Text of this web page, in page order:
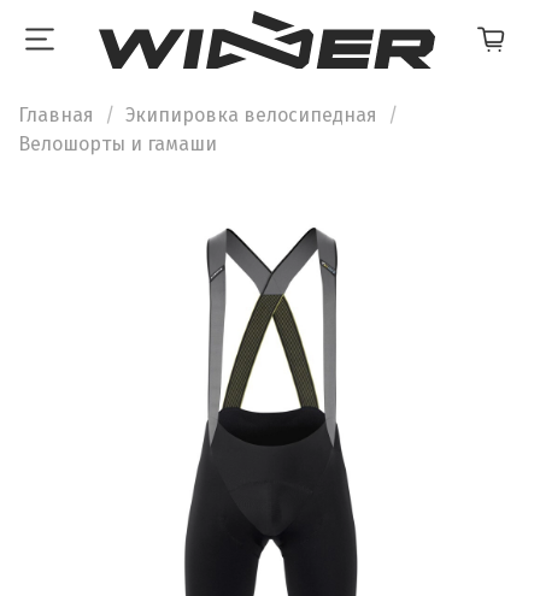
Главная
Экипировка велосипедная
Велошорты и гамаши